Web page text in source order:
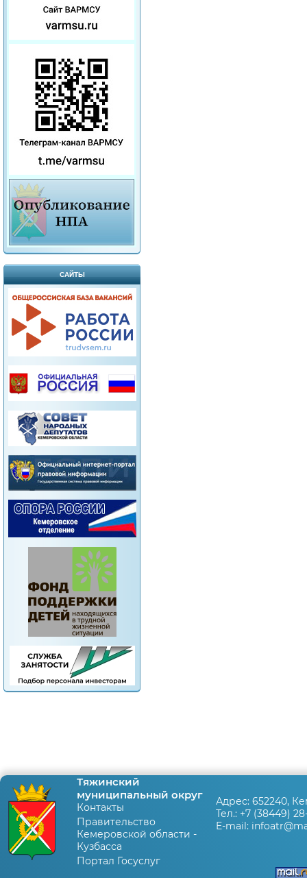
САЙТЫ
Тяжинский
муниципальный округ
Контакты
Правительство
Кемеровской области -
Кузбасса
Портал Госуслуг
Адрес: 652240,
Тел.: +7 (38449)
E-mail: